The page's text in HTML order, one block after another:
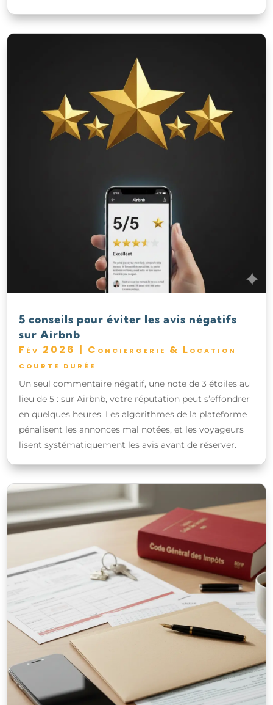
5 conseils pour éviter les avis négatifs
sur Airbnb
Fév 2026 | Conciergerie & Location
courte durée
Un seul commentaire négatif, une note de 3 étoiles au
lieu de 5 : sur Airbnb, votre réputation peut s’effondrer
en quelques heures. Les algorithmes de la plateforme
pénalisent les annonces mal notées, et les voyageurs
lisent systématiquement les avis avant de réserver.